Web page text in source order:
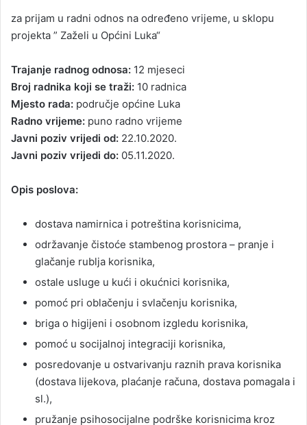
za prijam u radni odnos na određeno vrijeme, u sklopu
projekta ” Zaželi u Općini Luka“
Trajanje radnog odnosa: 12 mjeseci
Broj radnika koji se traži: 10 radnica
Mjesto rada: područje općine Luka
Radno vrijeme: puno radno vrijeme
Javni poziv vrijedi od: 22.10.2020.
Javni poziv vrijedi do: 05.11.2020.
Opis poslova:
dostava namirnica i potreština korisnicima,
održavanje čistoće stambenog prostora – pranje i
glačanje rublja korisnika,
ostale usluge u kući i okućnici korisnika,
pomoć pri oblačenju i svlačenju korisnika,
briga o higijeni i osobnom izgledu korisnika,
pomoć u socijalnoj integraciji korisnika,
posredovanje u ostvarivanju raznih prava korisnika
(dostava lijekova, plaćanje računa, dostava pomagala i
sl.),
pružanje psihosocijalne podrške korisnicima kroz